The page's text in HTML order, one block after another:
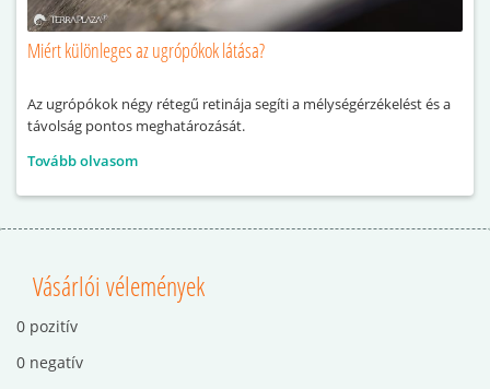
Miért különleges az ugrópókok látása?
Az ugrópókok négy rétegű retinája segíti a mélységérzékelést és a
távolság pontos meghatározását.
Tovább olvasom
Vásárlói vélemények
0 pozitív
0 negatív